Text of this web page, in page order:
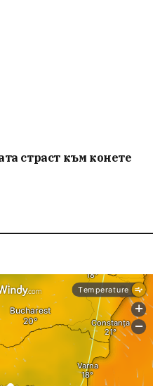
страст към конете